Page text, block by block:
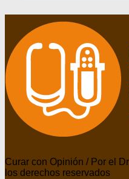
Curar con Opinión / Por el
los derechos reservados